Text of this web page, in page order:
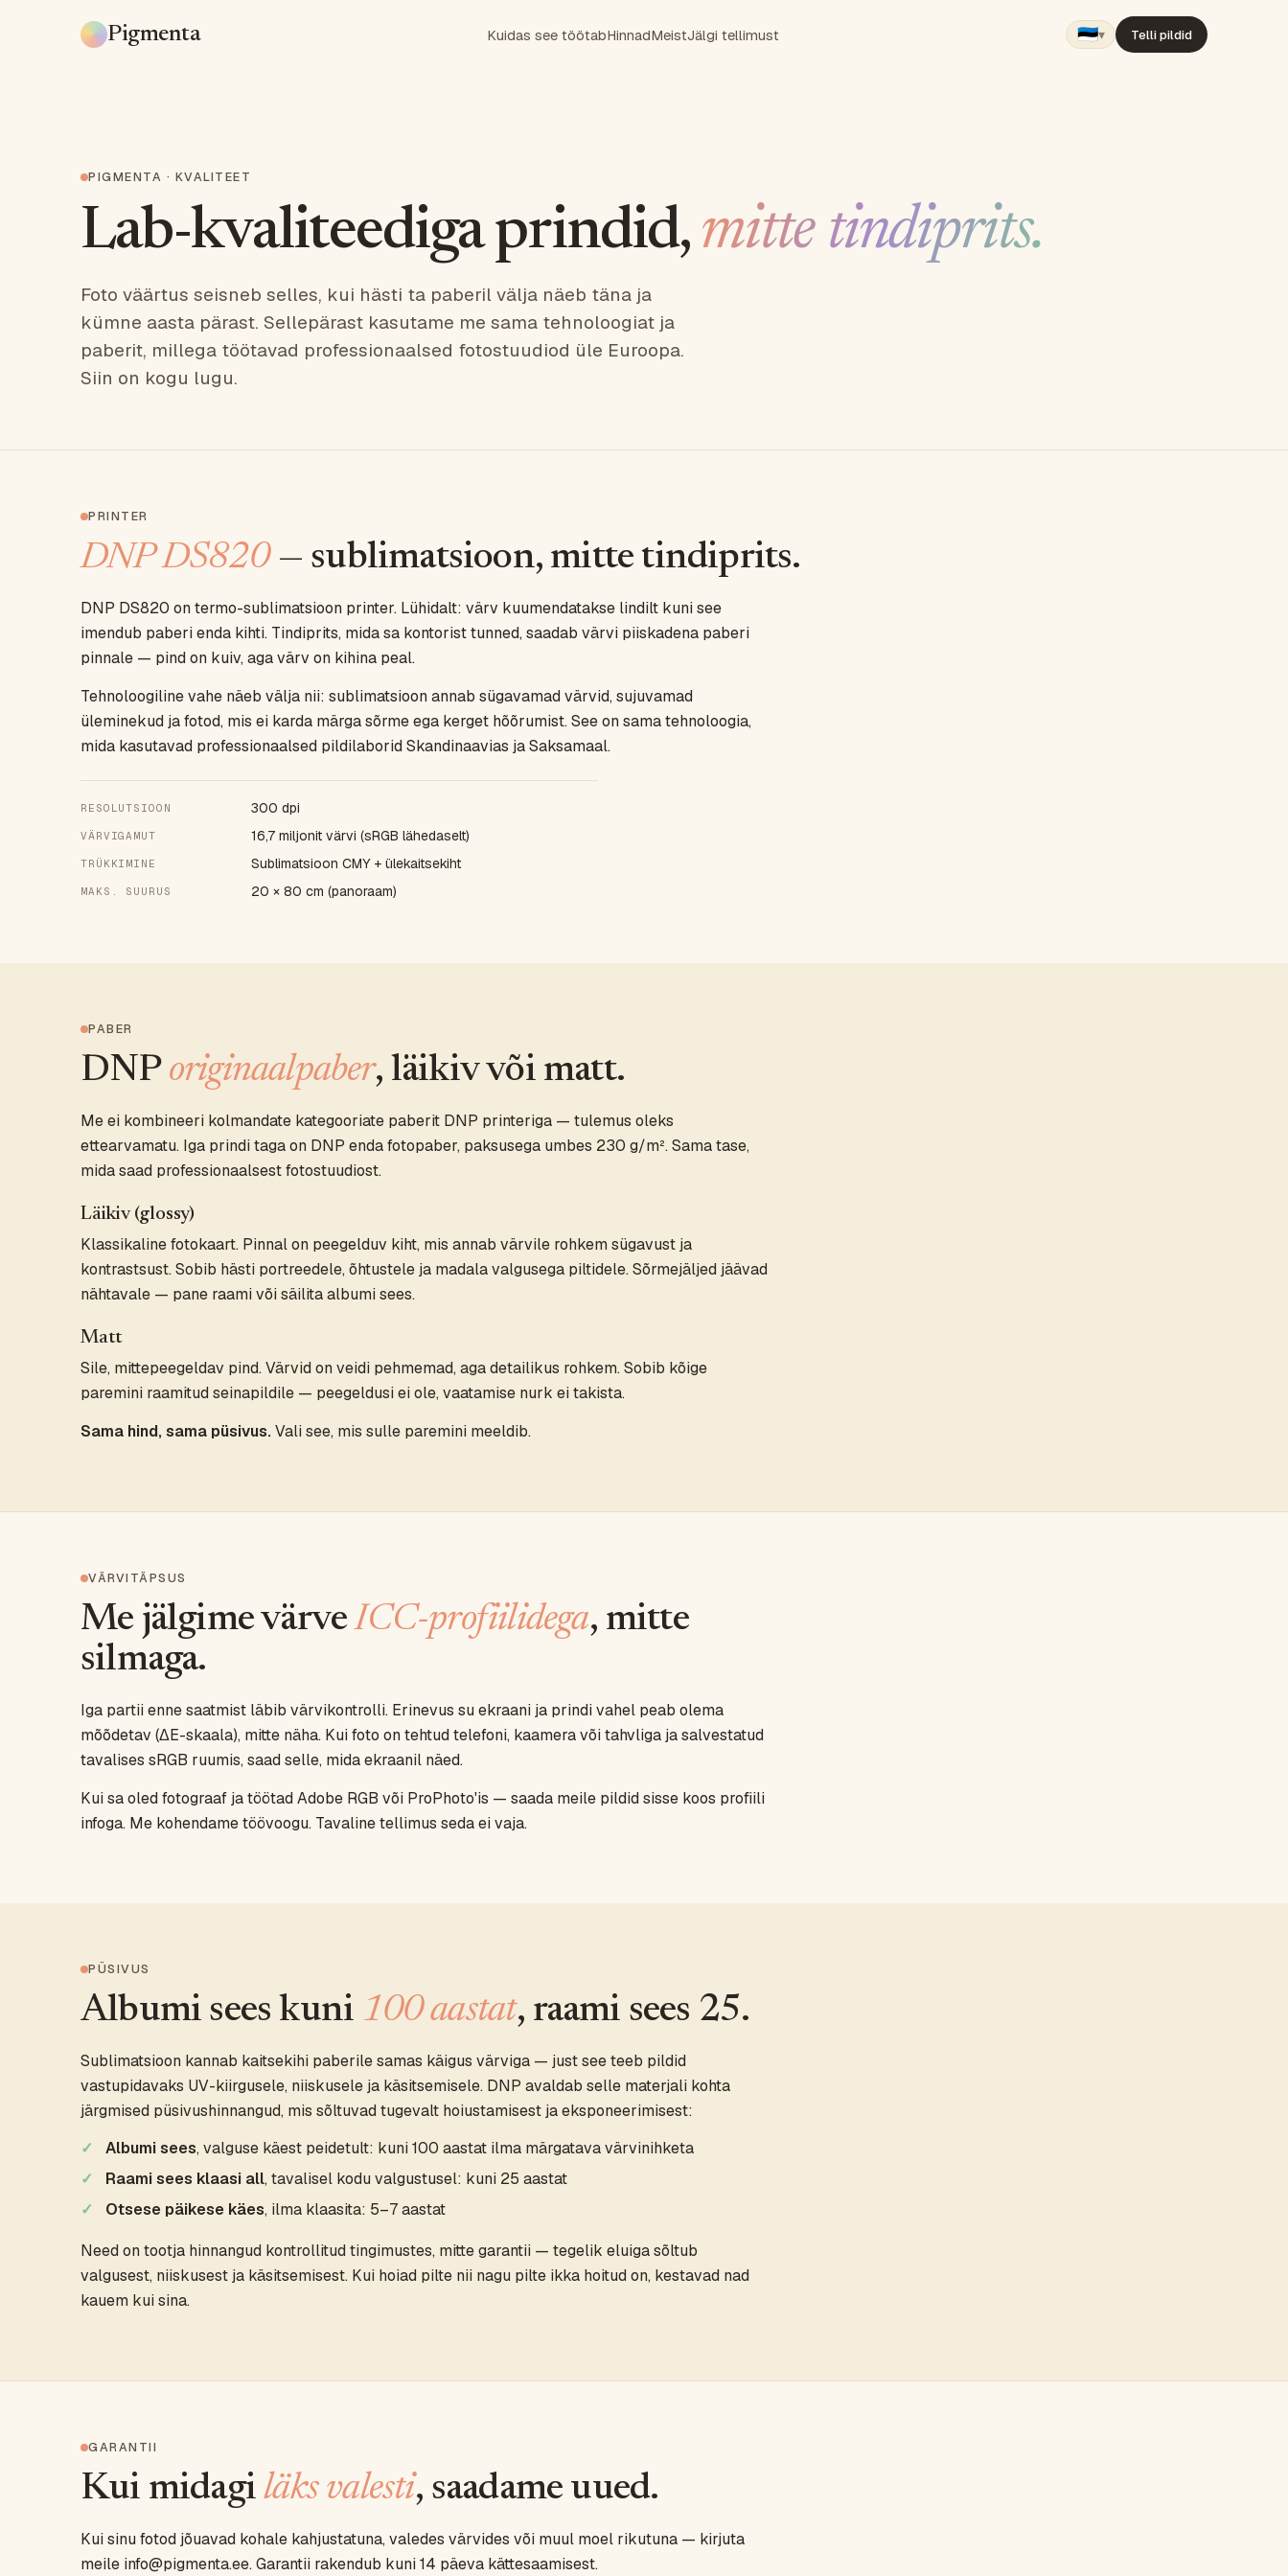
Pigmenta Kuidas see töötabHinnadMeistJälgi tellimust 🇪🇪▾ Telli pildid
PIGMENTA · KVALITEET
Lab-kvaliteediga prindid, mitte tindiprits.
Foto väärtus seisneb selles, kui hästi ta paberil välja näeb täna ja
kümne aasta pärast. Sellepärast kasutame me sama tehnoloogiat ja
paberit, millega töötavad professionaalsed fotostuudiod üle Euroopa.
Siin on kogu lugu.
PRINTER
DNP DS820— sublimatsioon, mitte tindiprits.
DNP DS820 on termo-sublimatsioon printer. Lühidalt: värv kuumendatakse lindilt kuni see
imendub paberi enda kihti. Tindiprits, mida sa kontorist tunned, saadab värvi piiskadena paberi
pinnale — pind on kuiv, aga värv on kihina peal.
Tehnoloogiline vahe näeb välja nii: sublimatsioon annab sügavamad värvid, sujuvamad
üleminekud ja fotod, mis ei karda märga sõrme ega kerget hõõrumist. See on sama tehnoloogia,
mida kasutavad professionaalsed pildilaborid Skandinaavias ja Saksamaal.
RESOLUTSIOON 300 dpi
VÄRVIGAMUT 16,7 miljonit värvi (sRGB lähedaselt)
TRÜKKIMINE Sublimatsioon CMY + ülekaitsekiht
MAKS. SUURUS 20 × 80 cm (panoraam)
PABER
DNP originaalpaber, läikiv või matt.
Me ei kombineeri kolmandate kategooriate paberit DNP printeriga — tulemus oleks
ettearvamatu. Iga prindi taga on DNP enda fotopaber, paksusega umbes 230 g/m². Sama tase,
mida saad professionaalsest fotostuudiost.
Läikiv (glossy)
Klassikaline fotokaart. Pinnal on peegelduv kiht, mis annab värvile rohkem sügavust ja
kontrastsust. Sobib hästi portreedele, õhtustele ja madala valgusega piltidele. Sõrmejäljed jäävad
nähtavale — pane raami või säilita albumi sees.
Matt
Sile, mittepeegeldav pind. Värvid on veidi pehmemad, aga detailikus rohkem. Sobib kõige
paremini raamitud seinapildile — peegeldusi ei ole, vaatamise nurk ei takista.
Sama hind, sama püsivus.Vali see, mis sulle paremini meeldib.
VÄRVITÄPSUS
Me jälgime värveICC-profiilidega, mitte
silmaga.
Iga partii enne saatmist läbib värvikontrolli. Erinevus su ekraani ja prindi vahel peab olema
mõõdetav (ΔE-skaala), mitte näha. Kui foto on tehtud telefoni, kaamera või tahvliga ja salvestatud
tavalises sRGB ruumis, saad selle, mida ekraanil näed.
Kui sa oled fotograaf ja töötad Adobe RGB või ProPhoto'is — saada meile pildid sisse koos profiili
infoga. Me kohendame töövoogu. Tavaline tellimus seda ei vaja.
PÜSIVUS
Albumi sees kuni 100 aastat, raami sees 25.
Sublimatsioon kannab kaitsekihi paberile samas käigus värviga — just see teeb pildid
vastupidavaks UV-kiirgusele, niiskusele ja käsitsemisele. DNP avaldab selle materjali kohta
järgmised püsivushinnangud, mis sõltuvad tugevalt hoiustamisest ja eksponeerimisest:
Albumi sees, valguse käest peidetult: kuni 100 aastat ilma märgatava värvinihketa
Raami sees klaasi all, tavalisel kodu valgustusel: kuni 25 aastat
Otsese päikese käes, ilma klaasita: 5–7 aastat
Need on tootja hinnangud kontrollitud tingimustes, mitte garantii — tegelik eluiga sõltub
valgusest, niiskusest ja käsitsemisest. Kui hoiad pilte nii nagu pilte ikka hoitud on, kestavad nad
kauem kui sina.
GARANTII
Kui midagiläks valesti, saadame uued.
Kui sinu fotod jõuavad kohale kahjustatuna, valedes värvides või muul moel rikutuna — kirjuta
meile info@pigmenta.ee. Garantii rakendub kuni 14 päeva kättesaamisest.